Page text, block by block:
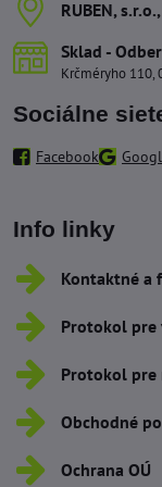
RUBEN,
Sklad -
Krčméryho 110,
Sociálne
Facebook
Info linky
Kontaktné a
Protokol pre
Protokol pre
Obchodné
Ochrana OÚ